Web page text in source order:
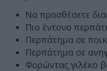
Να προσθέσετε
Πιο έντονο
Περπάτημα σε
Περπάτημα σε
Φορώντας γιλέκο